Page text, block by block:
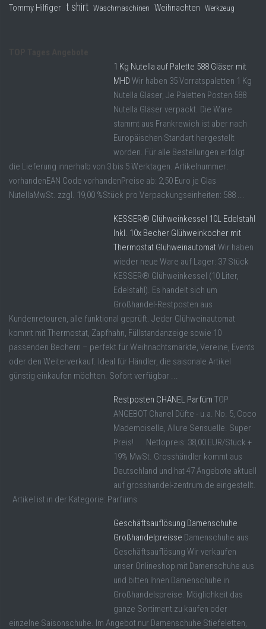
Tommy Hilfiger t shirt Waschmaschinen Weihnachten Werkzeug
1 Kg Nutella auf Palette 588 Gläser mit
MHD Wir haben 35 Vorratspaletten 1 Kg
Nutella Gläser, Je Paletten Posten 588
Nutella Gläser verpackt. Die Ware
stammt aus Frankrewich ist aber nach
Europäischen Standart hergestellt
worden. Für alle Bestellungen erfolgt
die Lieferung innerhalb von 3 bis 5 Werktagen. Artikelnummer:
vorhandenEAN Code vorhandenPreise ab: 2,50 Euro je Glas
NutellaMwSt. zzgl. 19,00 %Stück pro Verpackungseinheiten: 588 ...
KESSER® Glühweinkessel 10L Edelstahl
Inkl. 10x Becher Glühweinkocher mit
Thermostat GlühweinautomatWir haben
wieder neue Ware auf Lager: 37 Stück
KESSER® Glühweinkessel (10 Liter,
Edelstahl). Es handelt sich um
Großhandel-Restposten aus
Kundenretouren, alle funktional geprüft. Jeder Glühweinautomat
kommt mit Thermostat, Zapfhahn, Füllstandanzeige sowie 10
passenden Bechern – perfekt für Weihnachtsmärkte, Vereine, Events
oder den Weiterverkauf. Ideal für Händler, die saisonale Artikel
günstig einkaufen möchten. Sofort verfügbar ...
Restposten CHANEL Parfüm TOP
ANGEBOT Chanel Düfte - u.a. No. 5, Coco
Mademoiselle, Allure Sensuelle. Super
Preis! Nettopreis: 38,00 EUR/Stück +
19% MwSt. Grosshändler kommt aus
Deutschland und hat 47 Angebote aktuell
auf grosshandel-zentrum.de eingestellt.
Artikel ist in der Kategorie: Parfüms
Geschäftsauflösung Damenschuhe
Großhandelpreisse Damenschuhe aus
Geschäftsauflösung Wir verkaufen
unser Onlineshop mit Damenschuhe aus
und bitten Ihnen Damenschuhe in
Großhandelspreise. Möglichkeit das
ganze Sortiment zu kaufen oder
einzelne Saisonschuhe. Im Angebot nur Damenschuhe Stiefeletten,